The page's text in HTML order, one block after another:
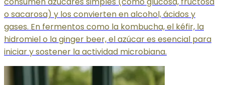
o sacarosa) y los convierten en alcohol, ácidos y
gases. En fermentos como la kombucha, el kéfir, la
hidromiel o la ginger beer, el azúcar es esencial para
iniciar y sostener la actividad microbiana.